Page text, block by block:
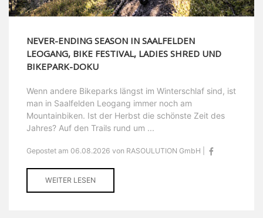
NEVER-ENDING SEASON IN SAALFELDEN
LEOGANG, BIKE FESTIVAL, LADIES SHRED UND
BIKEPARK-DOKU
Wenn andere Bikeparks längst im Winterschlaf sind, ist
man in Saalfelden Leogang immer noch am
Mountainbiken. Ist der Herbst die schönste Zeit des
Jahres? Auf den Trails rund um ...
Gepostet am 06.08.2026 von RASOULUTION GmbH |
WEITER LESEN